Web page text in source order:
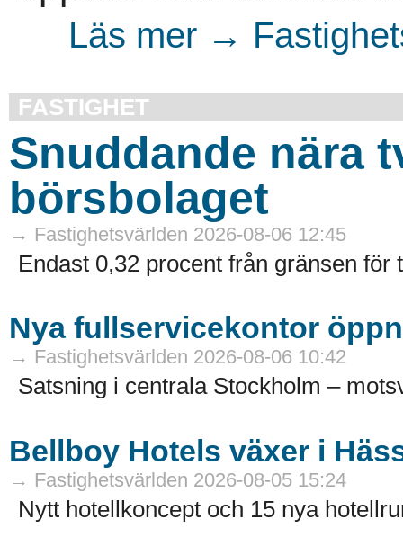
Läs mer →
FASTIGHET
Snuddande nära
börsbolaget
→ Fastighetsvärlden 2026-08-06 12:45
Endast 0,32 procent från gränsen för
Nya fullservicekontor
→ Fastighetsvärlden 2026-08-06 10:42
Satsning i centrala Stockholm –
Bellboy Hotels växer i
→ Fastighetsvärlden 2026-08-05 15:24
Nytt hotellkoncept och 15 nya